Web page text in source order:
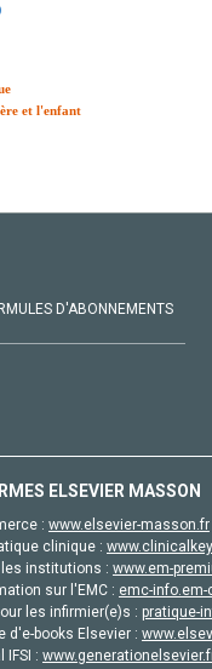
et l'enfant
D'ABONNEMENTS
ELSEVIER MASSON
: www.elsevier-masson.fr
clinique :
les institutions : www.em-
sur l'EMC : emc-
les infirmier(e)s : pratique-
d'e-books Elsevier :
IFSI :